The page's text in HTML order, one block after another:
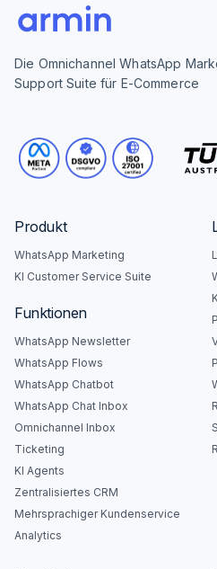
Die Omnichannel WhatsApp
Support Suite für E-Commerce
Produkt
WhatsApp Marketing
KI Customer Service Suite
Funktionen
WhatsApp Newsletter
WhatsApp Flows
WhatsApp Chatbot
WhatsApp Chat Inbox
Omnichannel Inbox
Ticketing
KI Agents
Zentralisiertes CRM
Mehrsprachiger Kundenservice
Analytics